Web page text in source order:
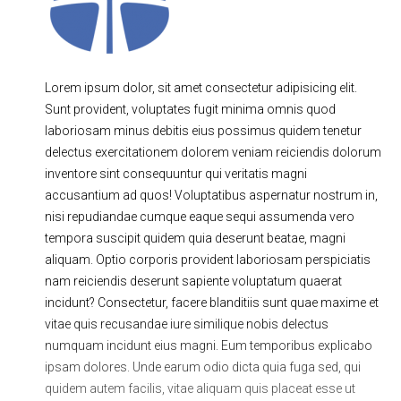
Ходовая часть
Запчасти Двигатель
Тормозная система Замена Ремней
Lorem ipsum dolor, sit amet consectetur adipisicing elit.
Sunt provident, voluptates fugit minima omnis quod
laboriosam minus debitis eius possimus quidem tenetur
delectus exercitationem dolorem veniam reiciendis dolorum
inventore sint consequuntur qui veritatis magni
accusantium ad quos! Voluptatibus aspernatur nostrum in,
nisi repudiandae cumque eaque sequi assumenda vero
tempora suscipit quidem quia deserunt beatae, magni
aliquam. Optio corporis provident laboriosam perspiciatis
nam reiciendis deserunt sapiente voluptatum quaerat
incidunt? Consectetur, facere blanditiis sunt quae maxime et
vitae quis recusandae iure similique nobis delectus
numquam incidunt eius magni. Eum temporibus explicabo
ipsam dolores. Unde earum odio dicta quia fuga sed, qui
quidem autem facilis, vitae aliquam quis placeat esse ut